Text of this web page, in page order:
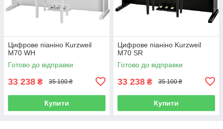
Цифрове піаніно Kurzweil
M70 WH
Готово до відправки
33 238 ₴ 35 100 ₴
Купити
Цифрове піаніно Kurzweil
M70 SR
Готово до відправки
33 238 ₴ 35 100 ₴
Купити